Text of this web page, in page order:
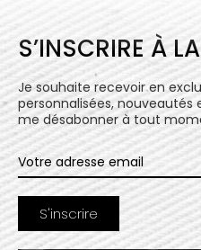
S’INSCRIRE À
Je souhaite recevoir en
personnalisées,
me désabonner à tout